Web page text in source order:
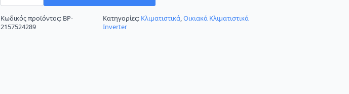
12R32
Κλιματιστικό
Inverter
Κωδικός προϊόντος: BP-
2157524289
Κατηγορίες: Κλιματιστικά,Οικιακά Κλιματιστικά
Inverter